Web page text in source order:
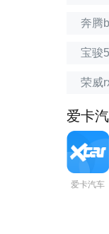
奔腾
宝骏
荣威
爱卡
爱卡汽车